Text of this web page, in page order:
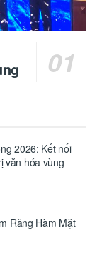
2026: Kết nối
văn hóa vùng
Răng Hàm Mặt